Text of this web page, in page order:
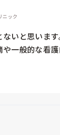
ニック
いと思います
一般的な看